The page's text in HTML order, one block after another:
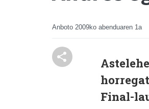
Anboto 2009ko abenduaren 1a
Final-